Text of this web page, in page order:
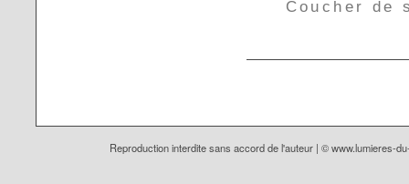
Coucher de
Reproduction interdite sans accord de l'auteur | ©www.lumieres-